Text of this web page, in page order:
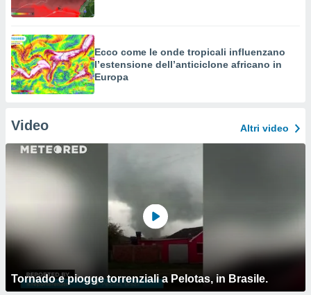
Ecco come le onde tropicali influenzano
l’estensione dell’anticiclone africano in
Europa
Video Altri video
Tornado e piogge torrenziali a Pelotas, in Brasile.